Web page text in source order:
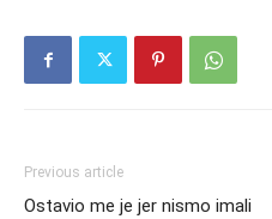
Previous article
Ostavio me je jer nismo imali